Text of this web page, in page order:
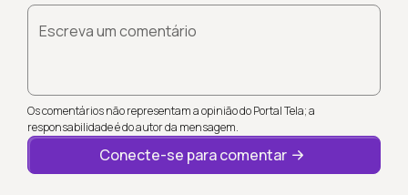
Escreva um comentário
Os comentários não representam a opinião do Portal Tela; a
responsabilidade é do autor da mensagem.
Conecte-se para comentar